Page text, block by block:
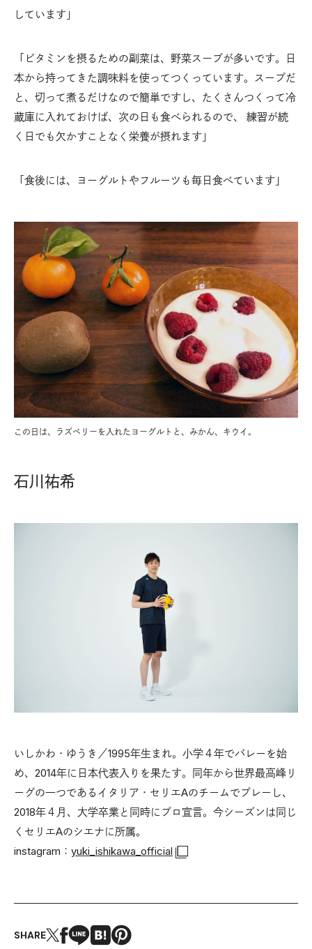
しています」
「ビタミンを摂るための副菜は、野菜スープが多いです。日
本から持ってきた調味料を使ってつくっています。スープだ
と、切って煮るだけなので簡単ですし、たくさんつくって冷
蔵庫に入れておけば、次の日も食べられるので、 練習が続
く日でも欠かすことなく栄養が摂れます」
「食後には、ヨーグルトやフルーツも毎日食べています」
この日は、ラズベリーを入れたヨーグルトと、みかん、キウイ。
石川祐希
いしかわ・ゆうき／1995年生まれ。小学４年でバレーを始
め、2014年に日本代表入りを果たす。同年から世界最高峰リ
ーグの一つであるイタリア・セリエAのチームでプレーし、
2018年４月、大学卒業と同時にプロ宣言。今シーズンは同じ
くセリエAのシエナに所属。
instagram： yuki_ishikawa_official
SHARE